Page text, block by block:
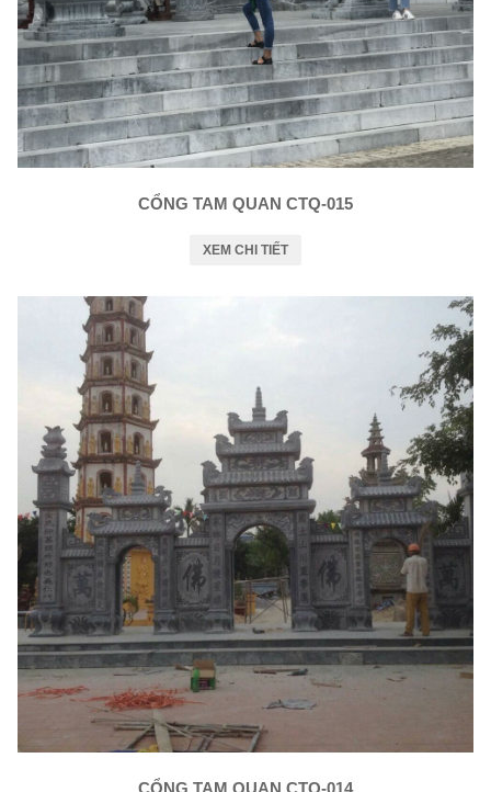
CỔNG TAM QUAN CTQ-015
XEM CHI TIẾT
CỔNG TAM QUAN CTQ-014